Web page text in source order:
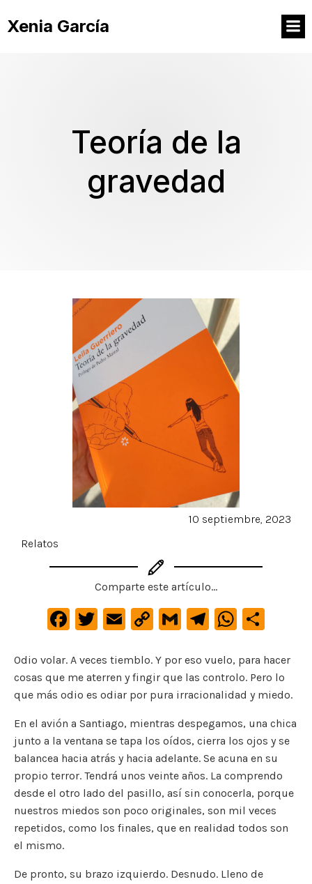
Xenia García
Teoría de la
gravedad
10 septiembre, 2023
Relatos
Comparte este artículo...
F
c
e
b
o
o
k
T
it
te
r
E
ai
l
C
p
y
Li
n
k
G
ai
l
Te
gr
a
m
W
at
s
A
p
p
m
p
ar
ti
r
Odio volar. A veces tiemblo. Y por eso vuelo, para hacer
cosas que me aterren y fingir que las controlo. Pero lo
que más odio es odiar por pura irracionalidad y miedo.
En el avión a Santiago, mientras despegamos, una chica
junto a la ventana se tapa los oídos, cierra los ojos y se
balancea hacia atrás y hacia adelante. Se acuna en su
propio terror. Tendrá unos veinte años. La comprendo
desde el otro lado del pasillo, así sin conocerla, porque
nuestros miedos son poco originales, son mil veces
repetidos, como los finales, que en realidad todos son
el mismo.
De pronto, su brazo izquierdo. Desnudo. Lleno de